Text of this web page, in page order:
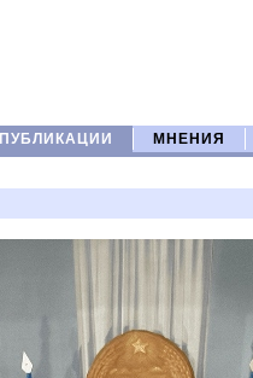
ПУБЛИКАЦИИ МНЕНИЯ